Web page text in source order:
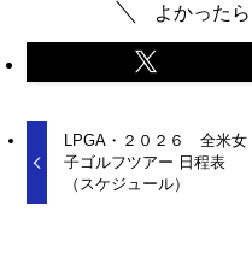
よかった
LPGA・２０２６ 全米女
子ゴルフツアー 日程表
（スケジュール）